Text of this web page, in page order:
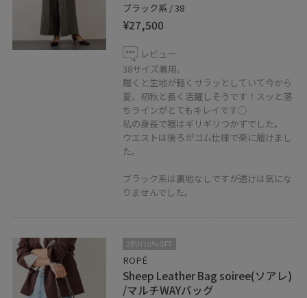
ブラック系 / 38
¥27,500
レビュー
38サイズ着用。
履くと生地が軽くサラッとしていて今から
夏、初秋と長く活躍しそうです！スッと落
ちラインがとてもキレイです◯
私の身長で裾はギリギリつかずでした。
ウエストは後ろがゴム仕様で楽に履けまし
た。
ブラック系は裏地なしですが透けは気にな
りませんでした。
2BUY10%OFF
ROPÉ
Sheep Leather Bag soiree(ソアレ)
/マルチWAYバッグ